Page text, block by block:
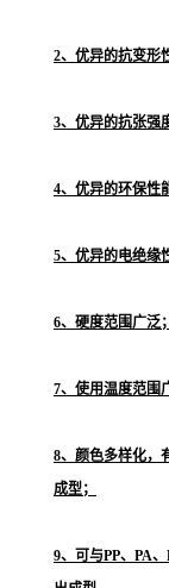
2、优异的抗变形
3、优异的抗张强
4、优异的环保性
5、优异的电绝缘
6、硬度范围广泛；
7、使用温度范围
8、颜色多样化，
成型；
9、可与PP、PA